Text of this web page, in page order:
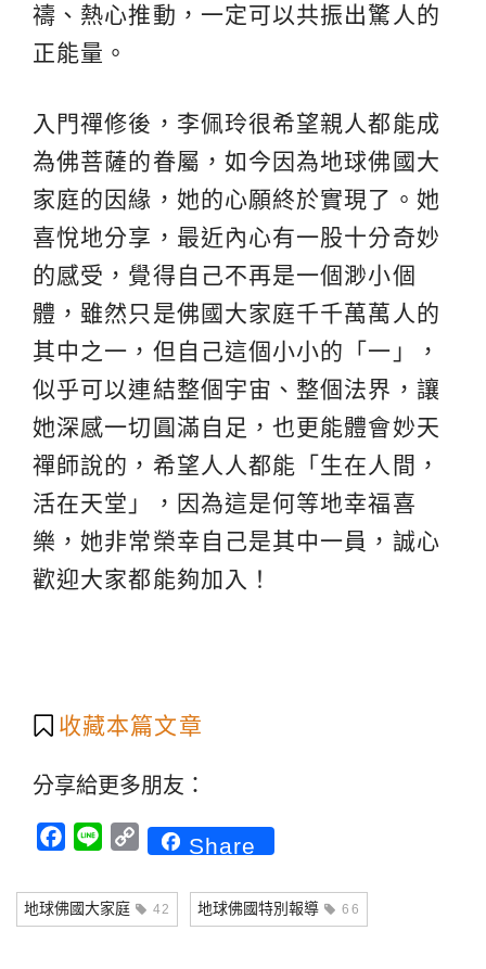
禱、熱心推動，一定可以共振出驚人的
正能量。
入門禪修後，李佩玲很希望親人都能成
為佛菩薩的眷屬，如今因為地球佛國大
家庭的因緣，她的心願終於實現了。她
喜悅地分享，最近內心有一股十分奇妙
的感受，覺得自己不再是一個渺小個
體，雖然只是佛國大家庭千千萬萬人的
其中之一，但自己這個小小的「一」，
似乎可以連結整個宇宙、整個法界，讓
她深感一切圓滿自足，也更能體會妙天
禪師說的，希望人人都能「生在人間，
活在天堂」，因為這是何等地幸福喜
樂，她非常榮幸自己是其中一員，誠心
歡迎大家都能夠加入！
收藏本篇文章
分享給更多朋友：
Facebook
Line CopyShare
地球佛國大家庭 42 地球佛國特別報導 66